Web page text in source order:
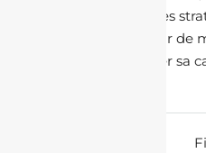
Cet article explore les
adopter pour investir de
sécurisée. 1. Identifier sa